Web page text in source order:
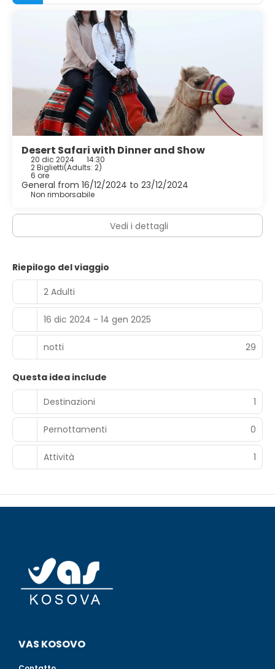
Desert Safari with Dinner and Show
20 dic 2024 14:30
2 Biglietti(Adults: 2)
6 ore
General from 16/12/2024 to 23/12/2024
Non rimborsabile
Vedi i dettagli
Riepilogo del viaggio
2 Adulti
16 dic 2024 - 14 gen 2025
notti 29
Questa idea include
Destinazioni
1
Pernottamenti 0
Attività 1
VAS KOSOVO